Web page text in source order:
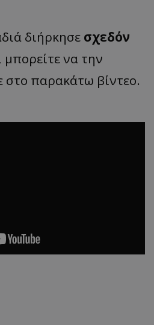
διήρκησε σχεδόν
μπορείτε να την
στο παρακάτω βίντεο.